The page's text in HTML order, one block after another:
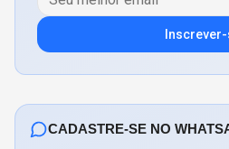
CADASTRE-SE NO